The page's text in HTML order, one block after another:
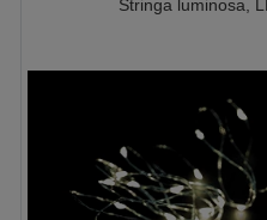
Stringa luminosa,